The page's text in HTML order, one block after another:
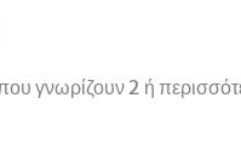
γνωρίζουν 2 ή